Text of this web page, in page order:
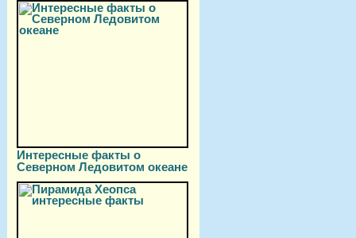
Интересные факты о
Северном Ледовитом океане